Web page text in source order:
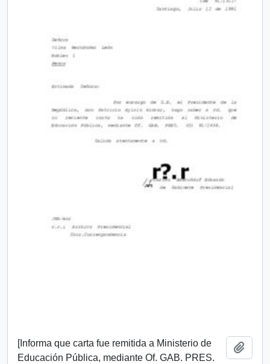
[Informa que carta fue remitida a Ministerio de
Educación Pública, mediante Of. GAB. PRES.